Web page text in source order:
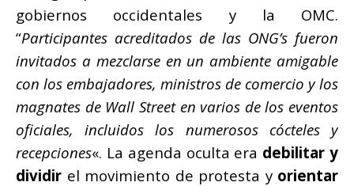
gobiernos occidentales y la OMC.
“Participantes acreditados de las ONG’s fueron
invitados a mezclarse en un ambiente amigable
con los embajadores, ministros de comercio y los
magnates de Wall Street en varios de los eventos
oficiales, incluidos los numerosos cócteles y
recepciones«. La agenda oculta era debilitar y
dividir el movimiento de protesta y orientar